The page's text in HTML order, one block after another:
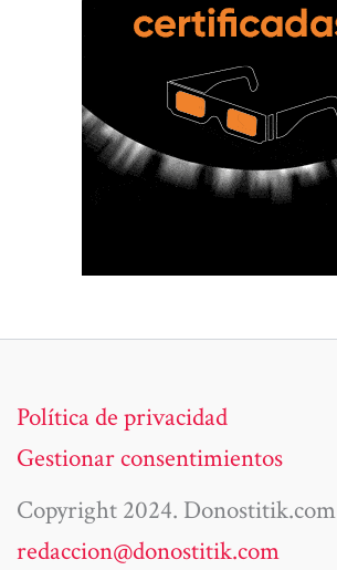
Política de privacidad
Gestionar consentimientos
Copyright 2024. Donostitik.com
redaccion@donostitik.com